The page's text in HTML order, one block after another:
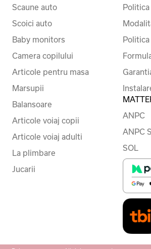
Scaune auto
Scoici auto
Baby monitors
Camera copilului
Articole pentru masa
Marsupii
Balansoare
Articole voiaj copii
Articole voiaj adulti
La plimbare
Jucarii
ANPC
ANPC
SOL